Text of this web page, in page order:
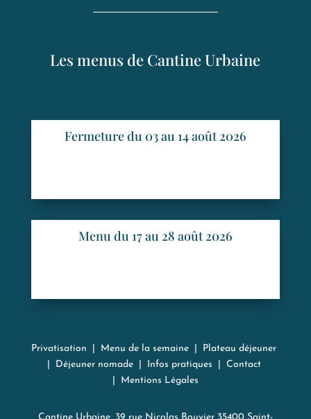
Les menus de Cantine Urbaine
Fermeture du 03 au 14 août 2026
Menu du 17 au 28 août 2026
Privatisation Menu de la semaine
Plateau déjeuner
Déjeuner nomade| Infos pratiques
Contact
Mentions Légales